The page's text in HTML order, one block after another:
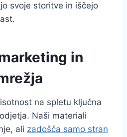
svoje storitve in iščejo
in
na spletu ključna
Naši materiali
ali zadošča samo stran